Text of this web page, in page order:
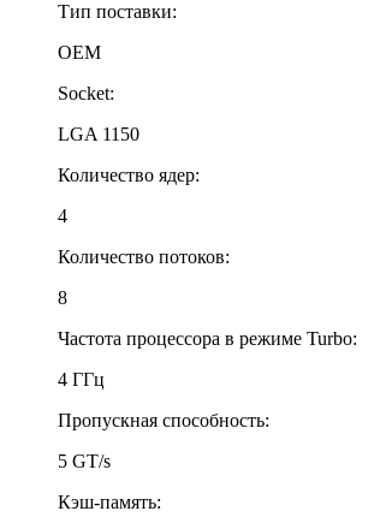
Тип поставки:
OEM
Socket:
LGA 1150
Количество ядер:
4
Количество потоков:
8
Частота процессора в режиме Turbo:
4 ГГц
Пропускная способность:
5 GT/s
Кэш-память: